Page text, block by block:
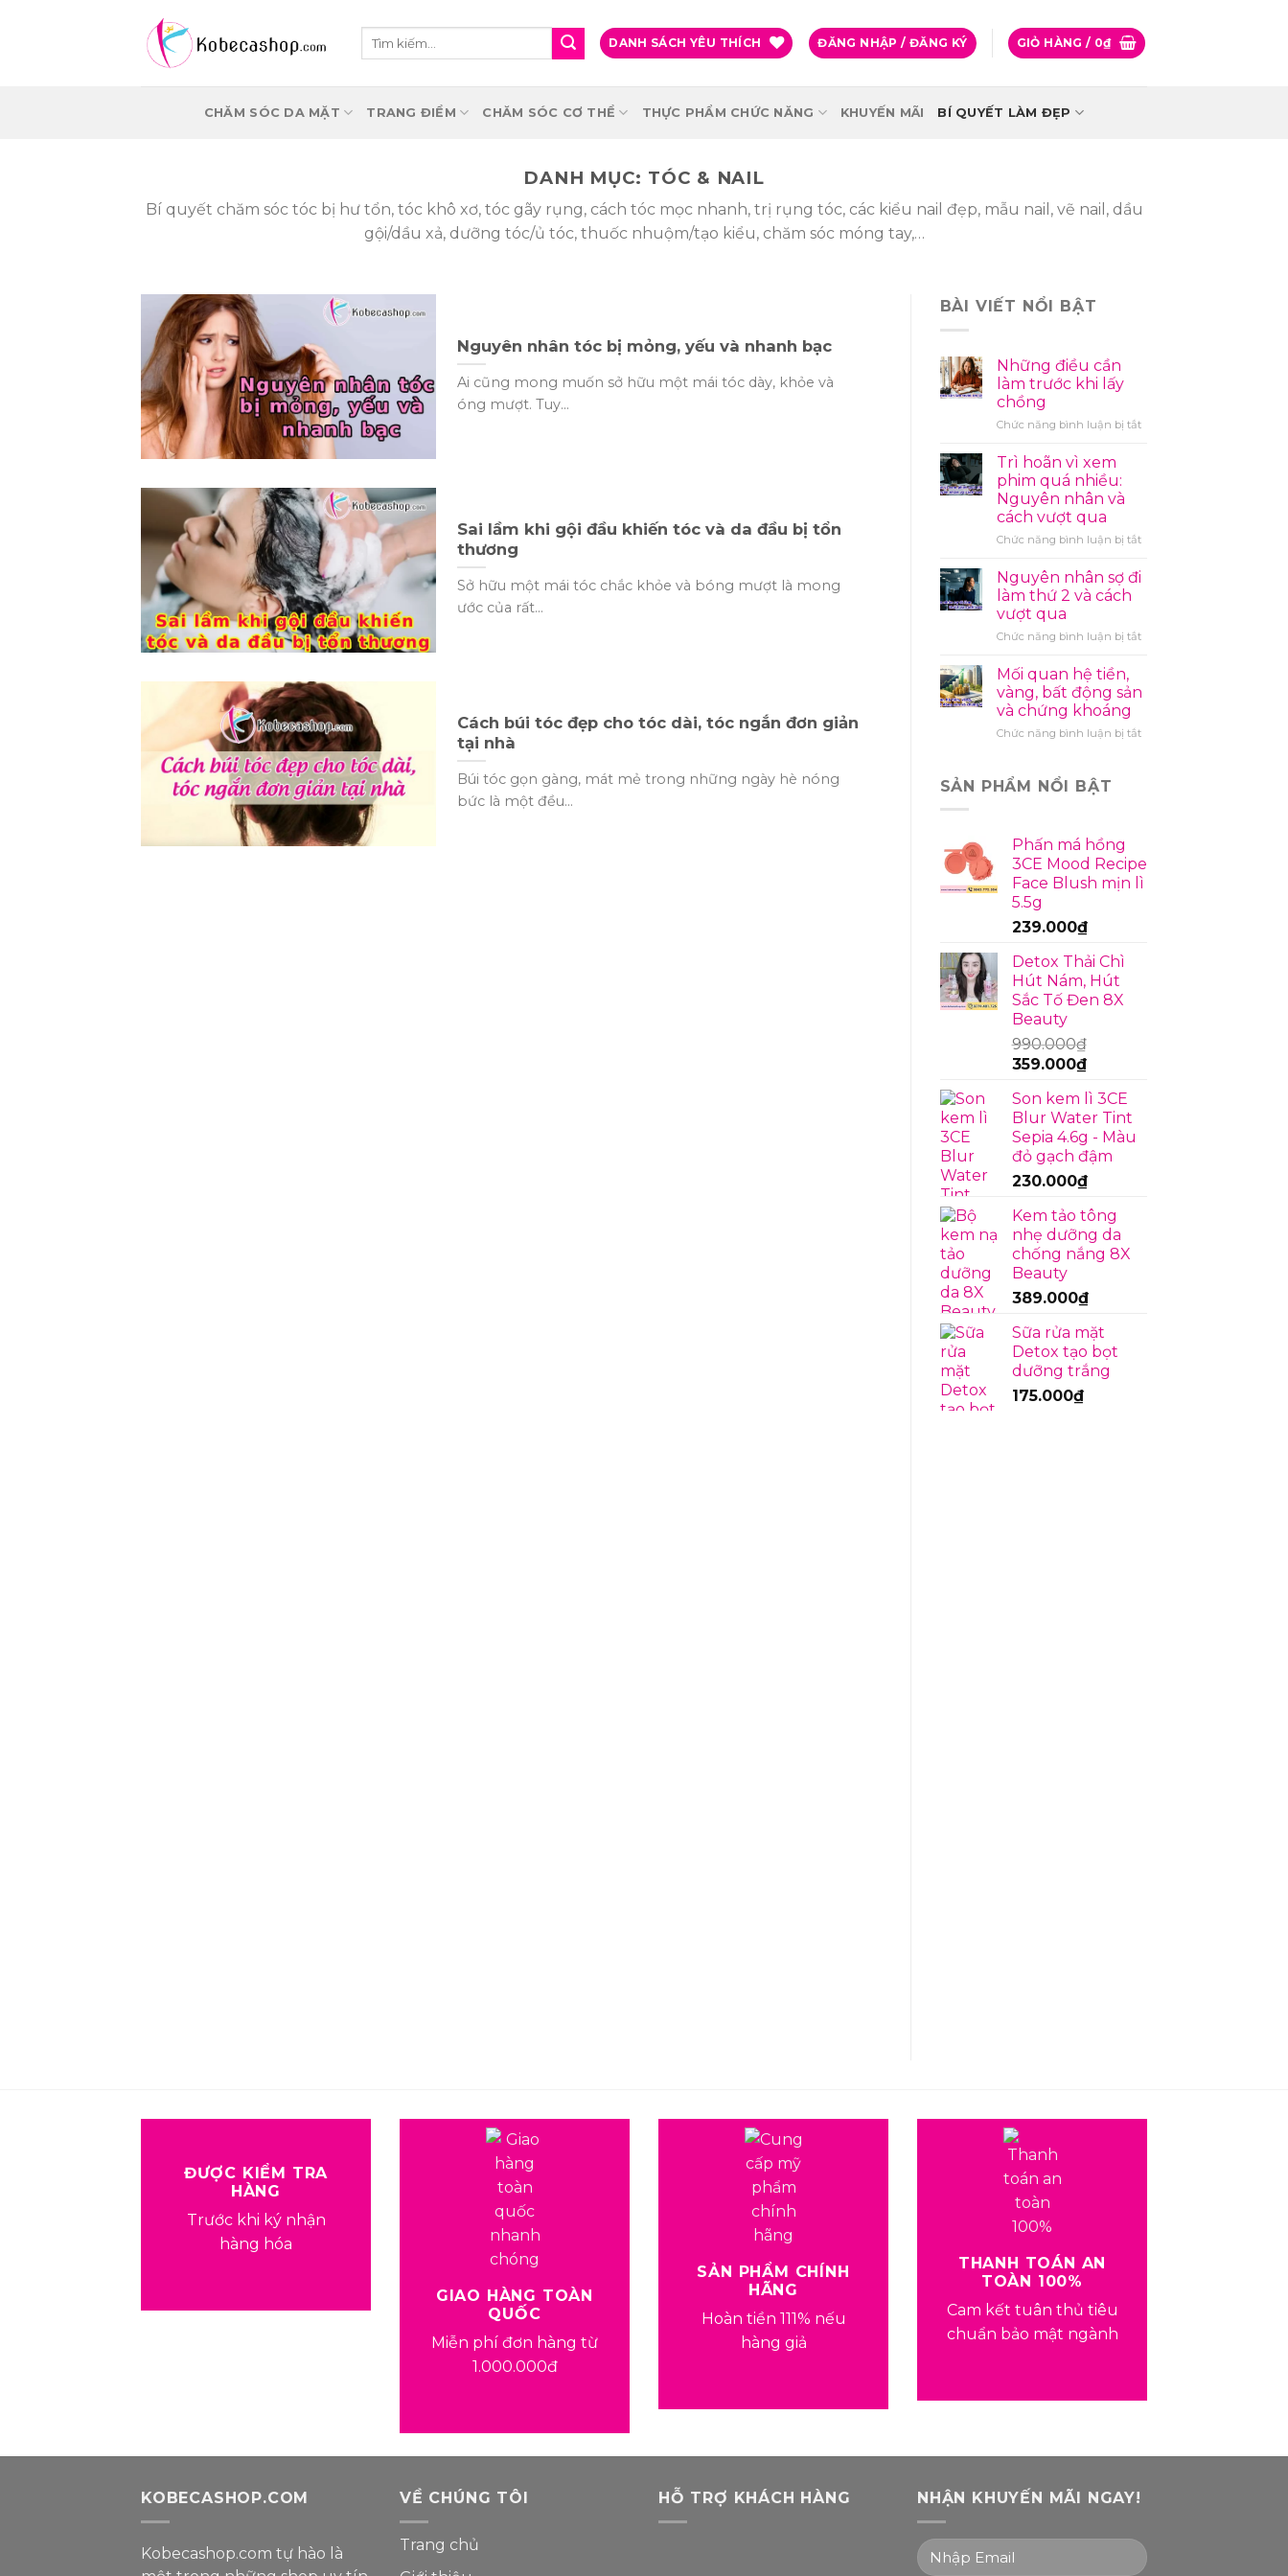
Tìm
DANH SÁCH YÊU THÍCH ĐĂNG NHẬP / ĐĂNG KÝ GIỎ HÀNG / 0₫
CHĂM SÓC DA MẶT TRANG ĐIỂM CHĂM SÓC CƠ THỂ THỰC PHẨM CHỨC NĂNG KHUYẾN MÃI BÍ QUYẾT LÀM ĐẸP
DANH MỤC: TÓC & NAIL
Bí quyết chăm sóc tóc bị hư tổn, tóc khô xơ, tóc gãy rụng, cách tóc mọc nhanh, trị rụng tóc, các kiểu nail đẹp, mẫu nail, vẽ nail, dầu
gội/dầu xả, dưỡng tóc/ủ tóc, thuốc nhuộm/tạo kiểu, chăm sóc móng tay,…
Nguyên nhân tóc bị mỏng, yếu và nhanh bạc
Ai cũng mong muốn sở hữu một mái tóc dày, khỏe và
óng mượt. Tuy...
Sai lầm khi gội đầu khiến tóc và da đầu bị tổn
thương
Sở hữu một mái tóc chắc khỏe và bóng mượt là mong
ước của rất...
Cách búi tóc đẹp cho tóc dài, tóc ngắn đơn giản
tại nhà
Búi tóc gọn gàng, mát mẻ trong những ngày hè nóng
bức là một đều...
BÀI VIẾT NỔI BẬT
Những điều cần
làm trước khi lấy
chồng
Chức năng bình luận bị tắtở
lấy
Trì hoãn vì xem
phim quá nhiều:
Nguyên nhân và
cách vượt qua
Chức năng bình luận bị tắtở
hoãn
vì
quá
và
vượt
Nguyên nhân sợ đi
làm thứ 2 và cách
vượt qua
Chức năng bình luận bị tắtở
đi
thứ
Mối quan hệ tiền,
vàng, bất động sản
và chứng khoáng
Chức năng bình luận bị tắtở
sản
và
SẢN PHẨM NỔI BẬT
Phấn má hồng
3CE Mood Recipe
Face Blush mịn lì
5.5g
239.000₫
Detox Thải Chì
Hút Nám, Hút
Sắc Tố Đen 8X
Beauty
990.000₫
Giá
là:
990.000₫.
359.000₫Giá
tại
là:
359.000₫.
Son kem lì 3CE
Blur Water Tint
Sepia 4.6g - Màu
đỏ gạch đậm
230.000₫
Kem tảo tông
nhẹ dưỡng da
chống nắng 8X
Beauty
389.000₫
Sữa rửa mặt
Detox tạo bọt
dưỡng trắng
175.000₫
ĐƯỢC KIỂM TRA
HÀNG
Trước khi ký nhận
hàng hóa
GIAO HÀNG TOÀN
QUỐC
Miễn phí đơn hàng từ
1.000.000đ
SẢN PHẨM CHÍNH
HÃNG
Hoàn tiền 111% nếu
hàng giả
THANH TOÁN AN
TOÀN 100%
Cam kết tuân thủ tiêu
chuẩn bảo mật ngành
KOBECASHOP.COM
Kobecashop.com tự hào là
VỀ CHÚNG TÔI
Trang chủ
HỖ TRỢ KHÁCH HÀNG NHẬN KHUYẾN MÃI NGAY!